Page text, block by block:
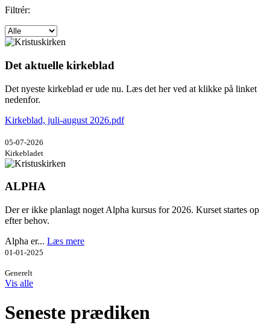
Filtrér:
Det aktuelle kirkeblad
Det nyeste kirkeblad er ude nu. Læs det her ved at klikke på linket
nedenfor.
Kirkeblad, juli-august 2026.pdf
05-07-2026
Kirkebladet
ALPHA
Der er ikke planlagt noget Alpha kursus for 2026. Kurset startes op
efter behov.
Alpha er... Læs mere
01-01-2025
Generelt
Vis alle
Seneste prædiken